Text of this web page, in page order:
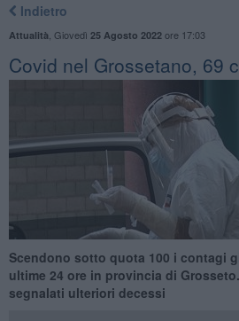
Indietro
Attualità Giovedì 25 Agosto 2022ore 17:03
Covid nel Grossetano, 69
Scendono sotto quota 100 i contagi
ultime 24 ore in provincia di
segnalati ulteriori decessi